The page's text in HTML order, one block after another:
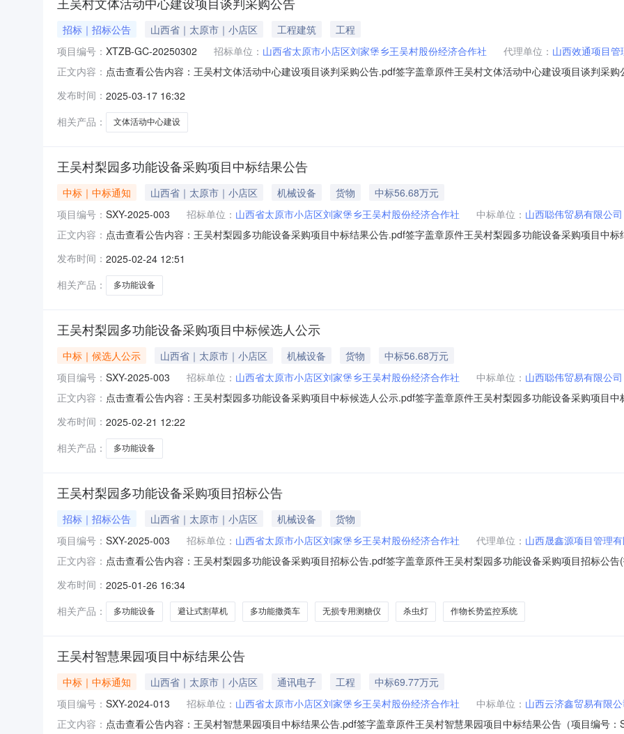
招标｜招标公告 山西省｜太原市｜小店区 工程建筑
工程
项目编号： XTZB-GC-20250302 招标单位： 山西省太原市小店区刘家堡乡王吴村股份经济合作社 代理单位： 山西效通项目
正文内容： 点击查看公告内容：王吴村文体活动中心建设项目谈判采购公告.pdf签字盖章原件王吴村文体活动中心建设项目谈判采
件，欢迎符合本项目资格条件的供应商参与。二、采购项目概况1.项目名称：王吴村文体活动中心建设项目2.采购编号
全部内容（详见谈判文件要
发布时间： 2025-03-17 16:32
相关产品：
文体活动中心建设
王吴村梨园多功能设备采购项目中标结果公告
中标｜中标通知 山西省｜太原市｜小店区 机械设备 货物
中标56.68万元
项目编号： SXY-2025-003 招标单位： 山西省太原市小店区刘家堡乡王吴村股份经济合作社 中标单位： 山西聪伟贸易有限公司
正文内容： 点击查看公告内容：王吴村梨园多功能设备采购项目中标结果公告.pdf签字盖章原件王吴村梨园多功能设备采购项目中
标，现将中标结果公示如下：一、中标人信息包号中标候选人名称投标报价（元）1山西聪伟贸易有限公司566800.002
发布时间： 2025-02-24 12:51
相关产品：
多功能设备
王吴村梨园多功能设备采购项目中标候选人公示
中标｜候选人公示 山西省｜太原市｜小店区 机械设备 货物
中标56.68万元
项目编号： SXY-2025-003 招标单位： 山西省太原市小店区刘家堡乡王吴村股份经济合作社 中标单位： 山西聪伟贸易有限公司
正文内容： 点击查看公告内容：王吴村梨园多功能设备采购项目中标候选人公示.pdf签字盖章原件王吴村梨园多功能设备采购项目
园多功能设备采购项目（项目编号：SXY-2025-003）进行公开招标，现将中标候选人公示如下：一、评审情况王吴村
发布时间： 2025-02-21 12:22
相关产品：
多功能设备
王吴村梨园多功能设备采购项目招标公告
招标｜招标公告 山西省｜太原市｜小店区 机械设备
货物
项目编号： SXY-2025-003 招标单位： 山西省太原市小店区刘家堡乡王吴村股份经济合作社 代理单位： 山西晟鑫源项目管理
正文内容： 点击查看公告内容：王吴村梨园多功能设备采购项目招标公告.pdf签字盖章原件王吴村梨园多功能设备采购项目招标公
金及自筹资金。项目已具备招标条件，现对该项目进行国内公开招标。现将有关事宜公告如下：2.项目概况和招标范围
机、
发布时间： 2025-01-26 16:34
相关产品：
多功能设备 避让式割草机 多功能撒粪车 无损专用测糖仪 杀虫灯 作物长势监控系统
王吴村智慧果园项目中标结果公告
中标｜中标通知 山西省｜太原市｜小店区 通讯电子 工程
中标69.77万元
项目编号： SXY-2024-013 招标单位： 山西省太原市小店区刘家堡乡王吴村股份经济合作社 中标单位： 山西云济鑫贸易有限
正文内容： 点击查看公告内容：王吴村智慧果园项目中标结果公告.pdf签字盖章原件王吴村智慧果园项目中标结果公告（项目编号